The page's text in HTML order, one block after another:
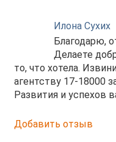
Илона Сухих
Благодарю,
Делаете
то, что хотела.
агентству 17-18000
Развития и успехов
Добавить отзыв